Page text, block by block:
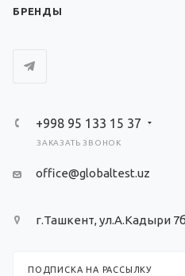
БРЕНДЫ
+998 95 133 15 37
ЗАКАЗАТЬ ЗВОНОК
office@globaltest.uz
г.Ташкент, ул.А.Кадыри 7б
ПОДПИСКА НА РАССЫЛКУ